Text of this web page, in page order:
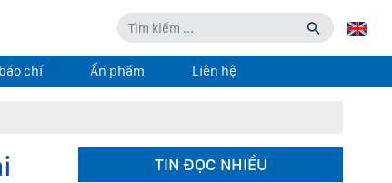
chí Ấn phẩm Liên hệ
TIN ĐỌC NHIỀU